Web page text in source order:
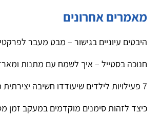
מאמרים אחרונים
היבטים עיוניים בגישור – מבט מעבר
חנוכה בסטייל – איך לשמח עם מתנות
7 פעילויות לילדים שיעודדו חשיבה יצירתית מחוץ לקופסא
כיצד לזהות סימנים מוקדמים במעקב זמן